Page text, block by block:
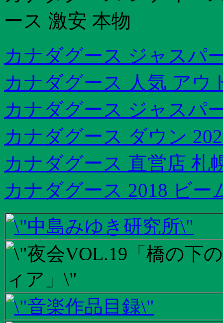
ース 激安 本物
カナダグース ジャスパ
カナダグース 人気 アウ
カナダグース ジャスパ
カナダグース ダウン
カナダグース 直営店 札
カナダグース 2018 ビ